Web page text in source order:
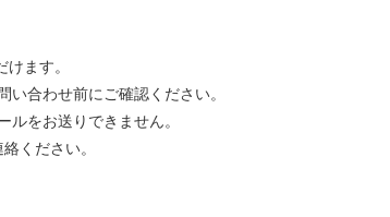
ます。
合わせ前にご確認ください。
をお送りできません。
ください。